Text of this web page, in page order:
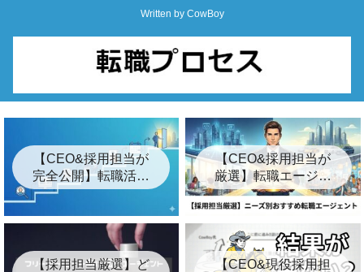
Written by CowBoy
【CEO&採用担当が
完全公開】転職活動
の始め方ロードマッ
順」
【CEO&採用担当が
厳選】転職エージェ
ントおすすめ24選&
裏事情【2026年最
【採用担当厳選】ど
【CEO&現役採用担